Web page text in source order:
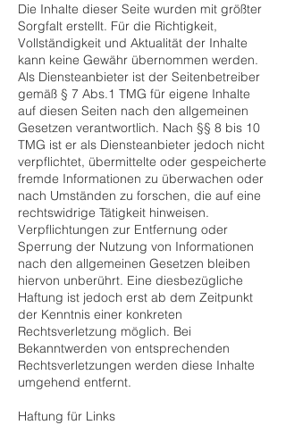
Die Inhalte dieser Seite wurden mit größter
Sorgfalt erstellt. Für die Richtigkeit,
Vollständigkeit und Aktualität der Inhalte
kann keine Gewähr übernommen werden.
Als Diensteanbieter ist der Seitenbetreiber
gemäß § 7 Abs.1 TMG für eigene Inhalte
auf diesen Seiten nach den allgemeinen
Gesetzen verantwortlich. Nach §§ 8 bis 10
TMG ist er als Diensteanbieter jedoch nicht
verpflichtet, übermittelte oder gespeicherte
fremde Informationen zu überwachen oder
nach Umständen zu forschen, die auf eine
rechtswidrige Tätigkeit hinweisen.
Verpflichtungen zur Entfernung oder
Sperrung der Nutzung von Informationen
nach den allgemeinen Gesetzen bleiben
hiervon unberührt. Eine diesbezügliche
Haftung ist jedoch erst ab dem Zeitpunkt
der Kenntnis einer konkreten
Rechtsverletzung möglich. Bei
Bekanntwerden von entsprechenden
Rechtsverletzungen werden diese Inhalte
umgehend entfernt.
Haftung für Links